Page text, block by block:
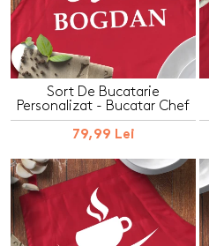
Sort De Bucatarie
Personalizat - Bucatar Chef
79,99 Lei